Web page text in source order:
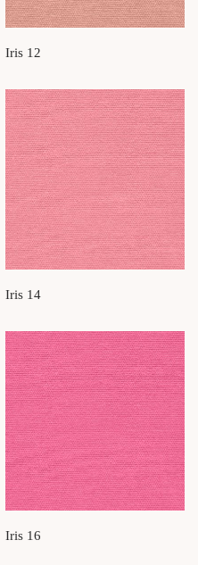
Iris 12
Iris 14
Iris 16